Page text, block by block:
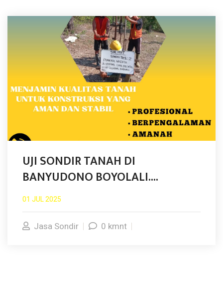
UJI SONDIR TANAH DI
BANYUDONO BOYOLALI....
01 JUL 2025
Jasa Sondir 0 kmnt